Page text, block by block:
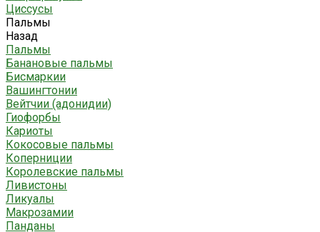
Циссусы
Пальмы
Назад
Пальмы
Банановые пальмы
Бисмаркии
Вашингтонии
Вейтчии (адонидии)
Гиофорбы
Кариоты
Кокосовые пальмы
Коперниции
Королевские пальмы
Ливистоны
Ликуалы
Макрозамии
Панданы